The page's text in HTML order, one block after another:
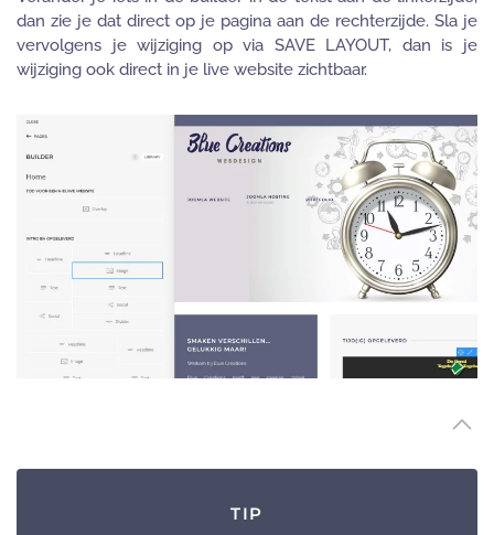
dan zie je dat direct op je pagina aan de rechterzijde. Sla je
vervolgens je wijziging op via SAVE LAYOUT, dan is je
wijziging ook direct in je live website zichtbaar.
TIP